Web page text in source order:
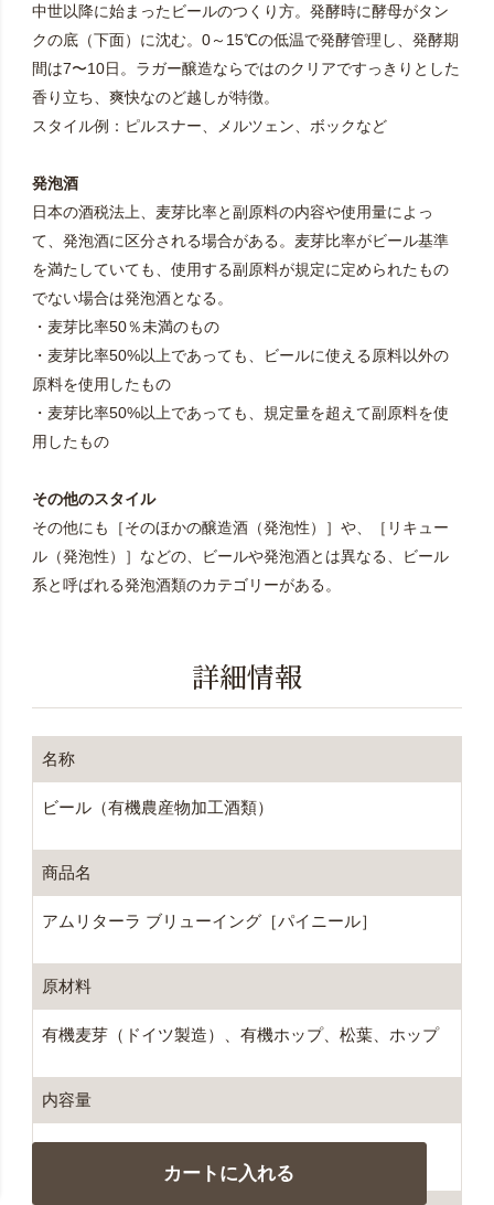
カートに入れる
中世以降に始まったビールのつくり方。発酵時に酵母がタン
クの底（下面）に沈む。0～15℃の低温で発酵管理し、発酵期
間は7〜10日。ラガー醸造ならではのクリアですっきりとした
香り立ち、爽快なのど越しが特徴。
スタイル例：ピルスナー、メルツェン、ボックなど
発泡酒
日本の酒税法上、麦芽比率と副原料の内容や使用量によっ
て、発泡酒に区分される場合がある。麦芽比率がビール基準
を満たしていても、使用する副原料が規定に定められたもの
でない場合は発泡酒となる。
・麦芽比率50％未満のもの
・麦芽比率50%以上であっても、ビールに使える原料以外の
原料を使用したもの
・麦芽比率50%以上であっても、規定量を超えて副原料を使
用したもの
その他のスタイル
その他にも［そのほかの醸造酒（発泡性）］や、［リキュー
ル（発泡性）］などの、ビールや発泡酒とは異なる、ビール
系と呼ばれる発泡酒類のカテゴリーがある。
詳細情報
名称
ビール（有機農産物加工酒類）
商品名
アムリターラ ブリューイング［パイニール］
原材料
有機麦芽（ドイツ製造）、有機ホップ、松葉、ホップ
内容量
330ml